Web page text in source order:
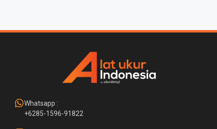
Whatsapp :
+6285-1596-91822